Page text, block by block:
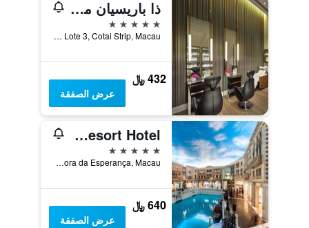
ذا باريسيان ماكاو
5 نجوم
Estrada do Istmo, Lote 3, Cotai Strip, Macau
432 ﷼
عرض الصفقة
The Venetian Macao Resort Hotel
5 نجوم
Estrada da Baía de N. Senhora da Esperança, Macau
640 ﷼
عرض الصفقة